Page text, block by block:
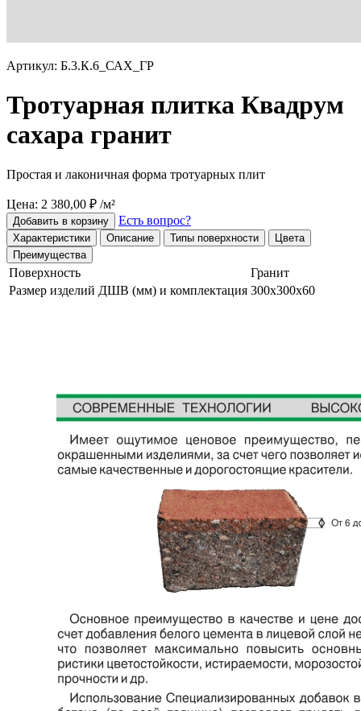
Артикул: Б.3.К.6_САХ_ГР
Тротуарная плитка Квадрум
сахара гранит
Простая и лаконичная форма тротуарных плит
Цена: 2 380,00 ₽ /м²
Добавить в корзину Есть вопрос?
Характеристики Описание Типы поверхности
Цвета
Преимущества
Поверхность
Гранит
Размер изделий ДШВ (мм) и комплектация 300х300х60